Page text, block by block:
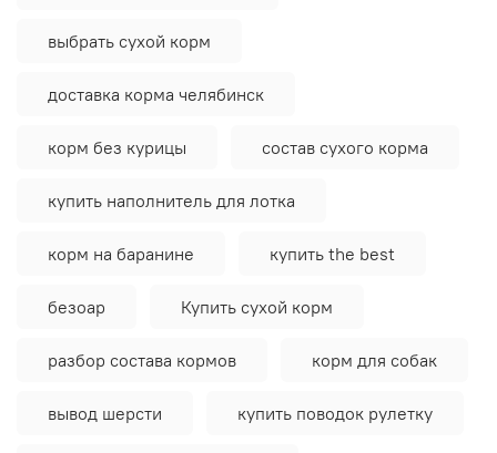
выбрать сухой корм
доставка корма челябинск
корм без курицы состав сухого корма
купить наполнитель для лотка
корм на баранине купить the best
безоар Купить сухой корм
разбор состава кормов корм для собак
вывод шерсти купить поводок рулетку